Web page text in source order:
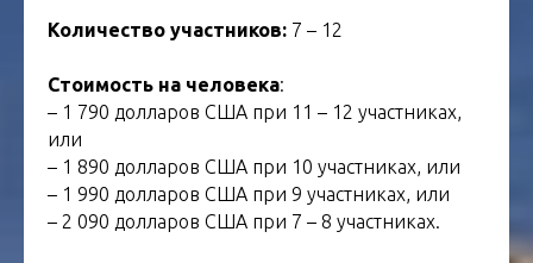
Количество участников: 7 – 12
Стоимость на человека:
– 1 790 долларов США при 11 – 12 участниках,
или
– 1 890 долларов США при 10 участниках, или
– 1 990 долларов США при 9 участниках, или
– 2 090 долларов США при 7 – 8 участниках.